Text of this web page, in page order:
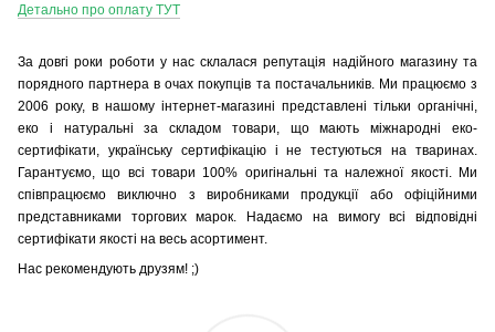
Детально про оплату ТУТ
За довгі роки роботи у нас склалася репутація надійного магазину та
порядного партнера в очах покупців та постачальників. Ми працюємо з
2006 року, в нашому інтернет-магазині представлені тільки органічні,
еко і натуральні за складом товари, що мають міжнародні еко-
сертифікати, українську сертифікацію і не тестуються на тваринах.
Гарантуємо, що всі товари 100% оригінальні та належної якості. Ми
співпрацюємо виключно з виробниками продукції або офіційними
представниками торгових марок. Надаємо на вимогу всі відповідні
сертифікати якості на весь асортимент.
Нас рекомендують друзям! ;)